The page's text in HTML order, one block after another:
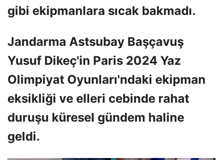
gibi ekipmanlara sıcak bakmadı.
Jandarma Astsubay Başçavuş
Yusuf Dikeç'in Paris 2024 Yaz
Olimpiyat Oyunları'ndaki ekipman
eksikliği ve elleri cebinde rahat
duruşu küresel gündem haline
geldi.